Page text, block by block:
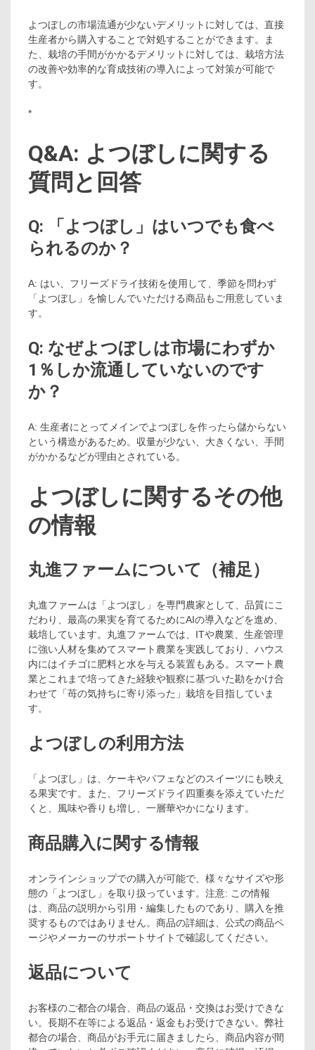
よつぼしの市場流通が少ないデメリットに対しては、直接
生産者から購入することで対処することができます。ま
た、栽培の手間がかかるデメリットに対しては、栽培方法
の改善や効率的な育成技術の導入によって対策が可能で
す。
*
Q&A: よつぼしに関する
質問と回答
Q: 「よつぼし」はいつでも食べ
られるのか？
A: はい、フリーズドライ技術を使用して、季節を問わず
「よつぼし」を愉しんでいただける商品もご用意していま
す。
Q: なぜよつぼしは市場にわずか
1％しか流通していないのです
か？
A: 生産者にとってメインでよつぼしを作ったら儲からない
という構造があるため。収量が少ない、大きくない、手間
がかかるなどが理由とされている。
よつぼしに関するその他
の情報
丸進ファームについて（補足）
丸進ファームは「よつぼし」を専門農家として、品質にこ
だわり、最高の果実を育てるためにAIの導入などを進め、
栽培しています。丸進ファームでは、ITや農業、生産管理
に強い人材を集めてスマート農業を実践しており、ハウス
内にはイチゴに肥料と水を与える装置もある。スマート農
業とこれまで培ってきた経験や観察に基づいた勘をかけ合
わせて「苺の気持ちに寄り添った」栽培を目指していま
す。
よつぼしの利用方法
「よつぼし」は、ケーキやパフェなどのスイーツにも映え
る果実です。また、フリーズドライ四重奏を添えていただ
くと、風味や香りも増し、一層華やかになります。
商品購入に関する情報
オンラインショップでの購入が可能で、様々なサイズや形
態の「よつぼし」を取り扱っています。注意: この情報
は、商品の説明から引用・編集したものであり、購入を推
奨するものではありません。商品の詳細は、公式の商品ペ
ージやメーカーのサポートサイトで確認してください。
返品について
お客様のご都合の場合、商品の返品・交換はお受けできな
い。長期不在等による返品・返金もお受けできない。弊社
都合の場合、商品がお手元に届きましたら、商品内容が間